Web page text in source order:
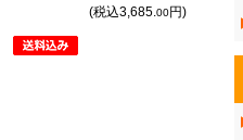
(税込3,685.00円)